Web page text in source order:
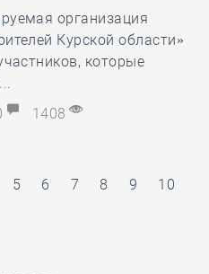
организация
Курской области»
которые
1408
5 6 7 8 9 10